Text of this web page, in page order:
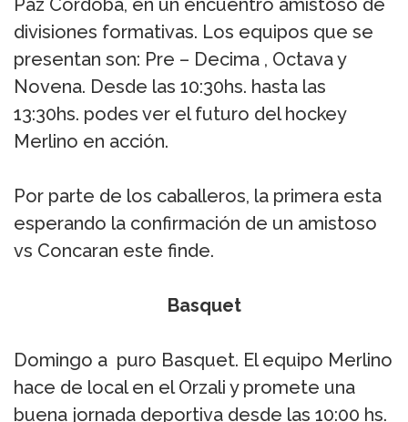
Paz Córdoba, en un encuentro amistoso de
divisiones formativas. Los equipos que se
presentan son: Pre – Decima , Octava y
Novena. Desde las 10:30hs. hasta las
13:30hs. podes ver el futuro del hockey
Merlino en acción.
Por parte de los caballeros, la primera esta
esperando la confirmación de un amistoso
vs Concaran este finde.
Basquet
Domingo a puro Basquet. El equipo Merlino
hace de local en el Orzali y promete una
buena jornada deportiva desde las 10:00 hs.